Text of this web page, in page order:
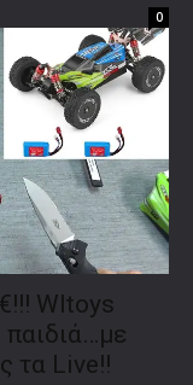
0
Wltoys
τα Live!!